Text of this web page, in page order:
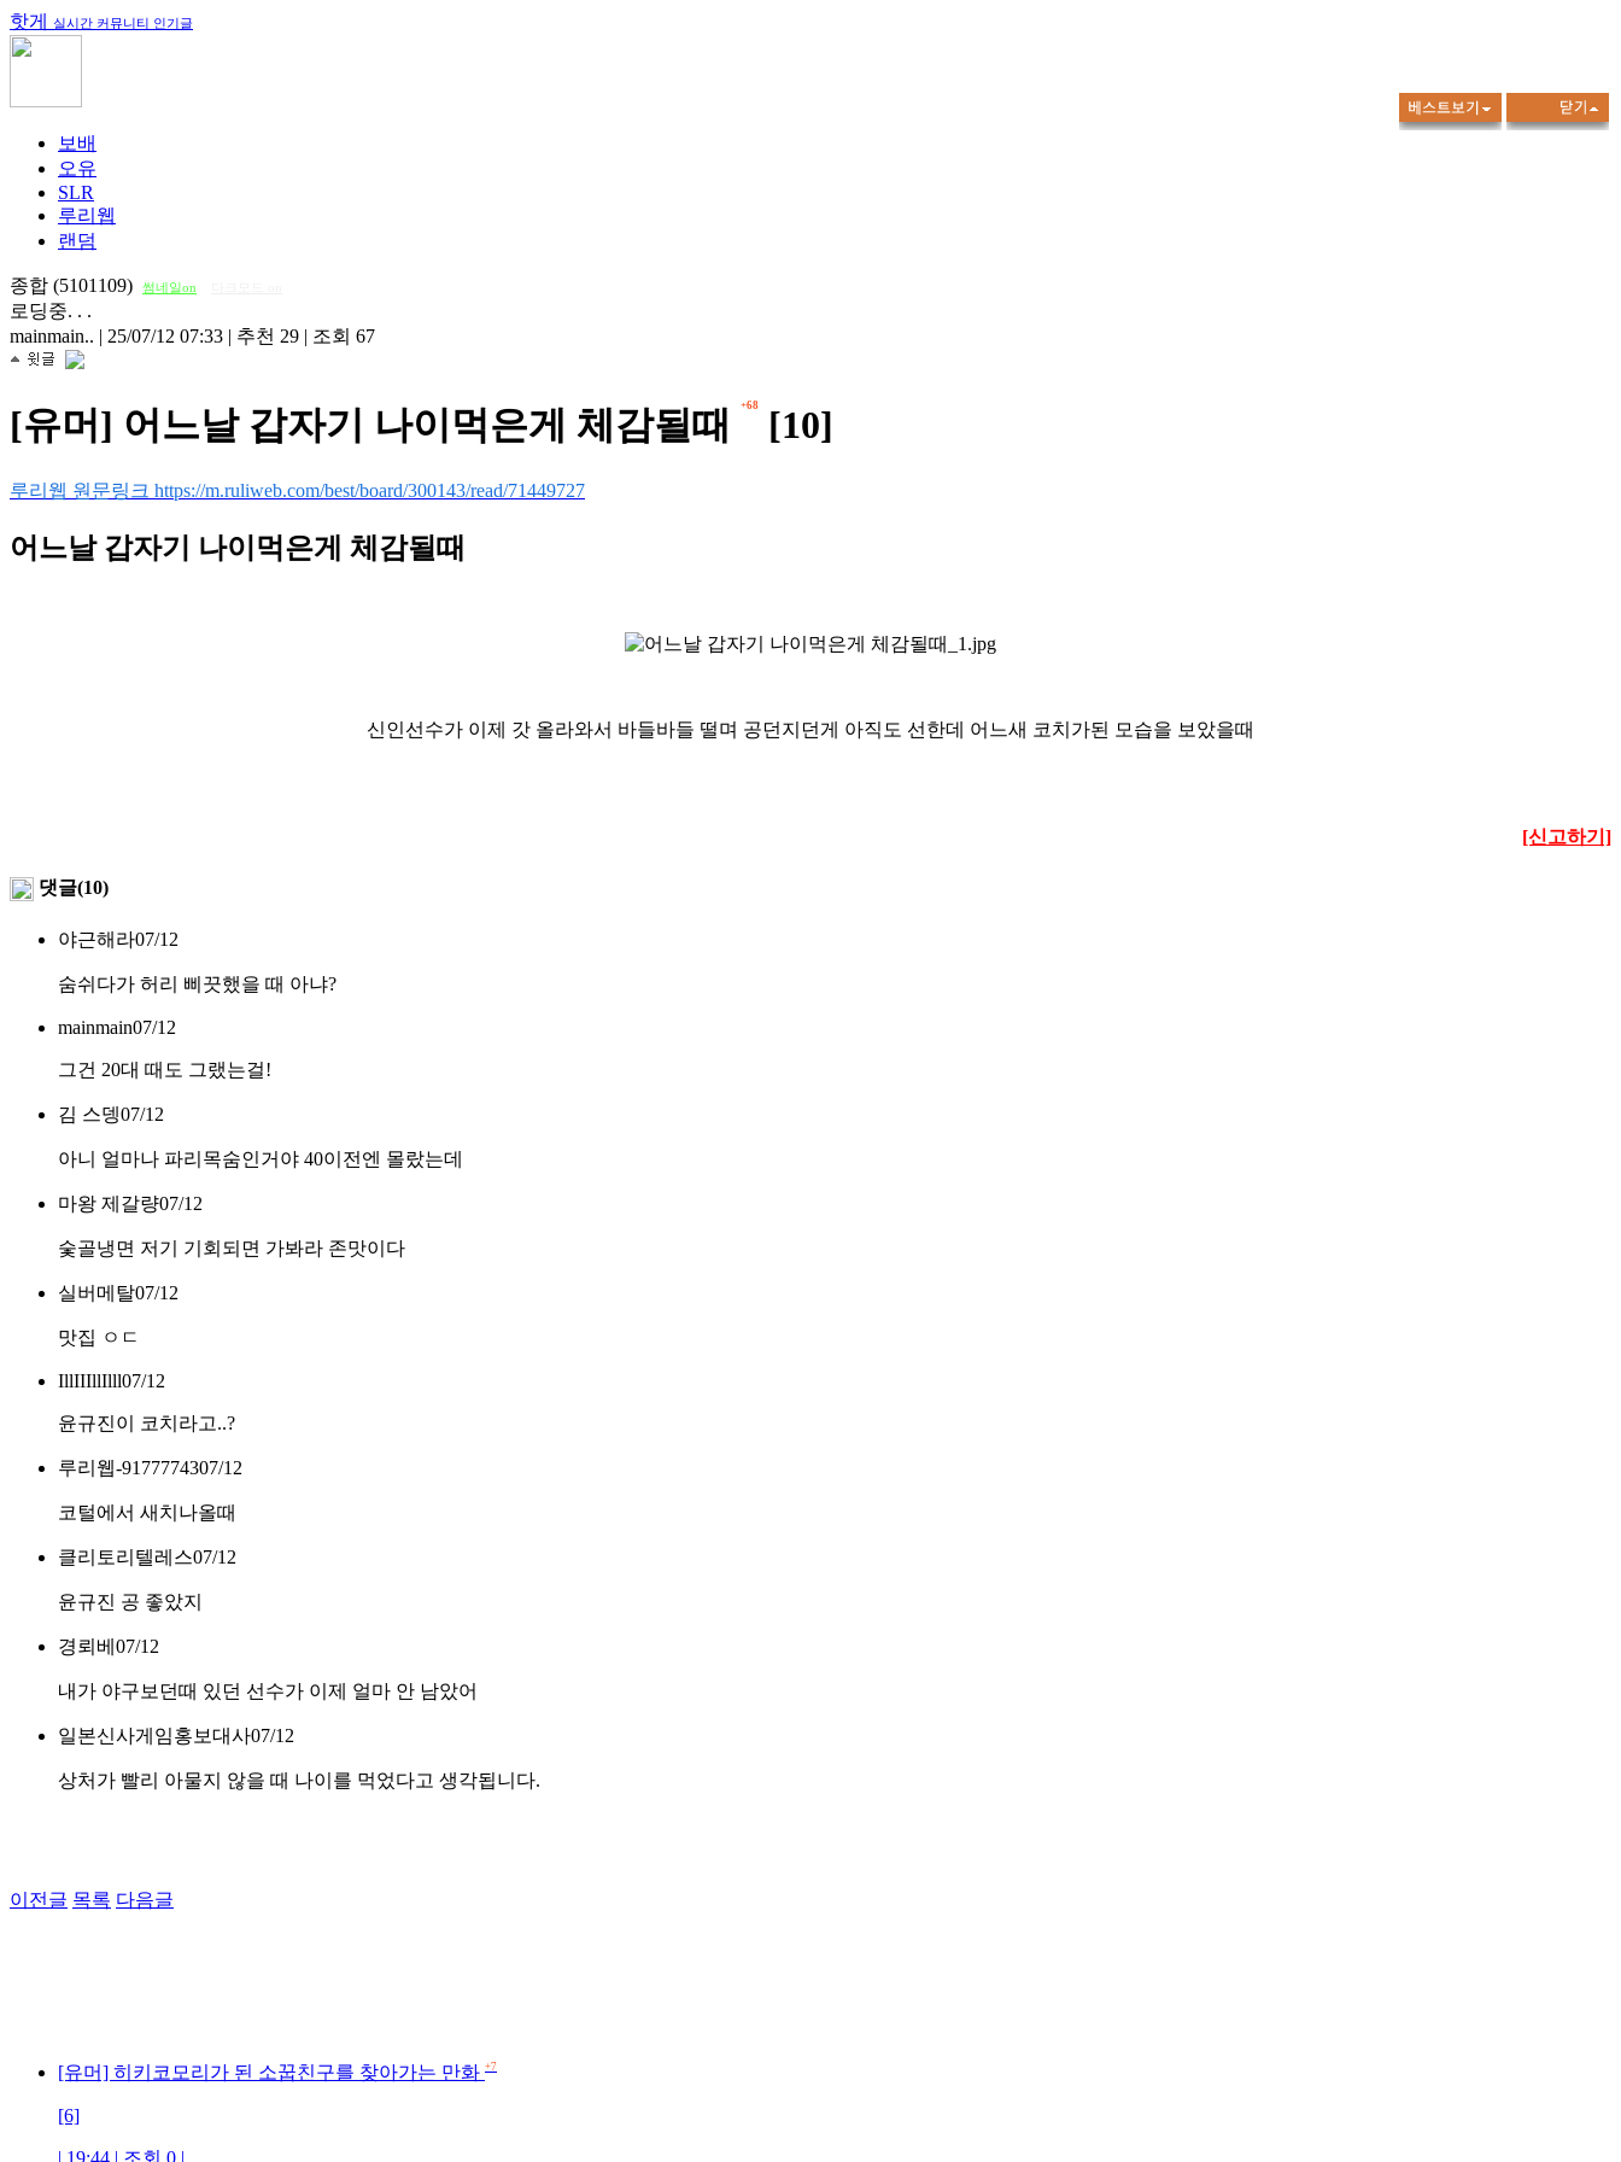
핫게 실시간 커뮤니티 인기글
보배
오유
SLR
루리웹
랜덤
종합 (5101109) 썸네일on
로딩중. . .
mainmain.. | 25/07/12 07:33 | 추천 29 | 조회 67
[유머] 어느날 갑자기 나이먹은게 체감될때 +68 [10]
루리웹 원문링크 https://m.ruliweb.com/best/board/300143/read/71449727
어느날 갑자기 나이먹은게 체감될때
신인선수가 이제 갓 올라와서 바들바들 떨며 공던지던게 아직도 선한데 어느새 코치가된 모습을 보았을때
[신고하기]
댓글(10)
야근해라07/12
숨쉬다가 허리 삐끗했을 때 아냐?
mainmain07/12
그건 20대 때도 그랬는걸!
김 스뎅07/12
아니 얼마나 파리목숨인거야 40이전엔 몰랐는데
마왕 제갈량07/12
숯골냉면 저기 기회되면 가봐라 존맛이다
실버메탈07/12
맛집 ㅇㄷ
IllIIIllIlll07/12
윤규진이 코치라고..?
루리웹-9177774307/12
코털에서 새치나올때
클리토리텔레스07/12
윤규진 공 좋았지
경뢰베 07/12
내가 야구보던때 있던 선수가 이제 얼마 안 남았어
일본신사게임홍보대사07/12
상처가 빨리 아물지 않을 때 나이를 먹었다고 생각됩니다.
이전글 목록 다음글
[유머] 히키코모리가 된 소꿉친구를 찾아가는 만화 +7
[6]
| 19:44 | 조회 0 |